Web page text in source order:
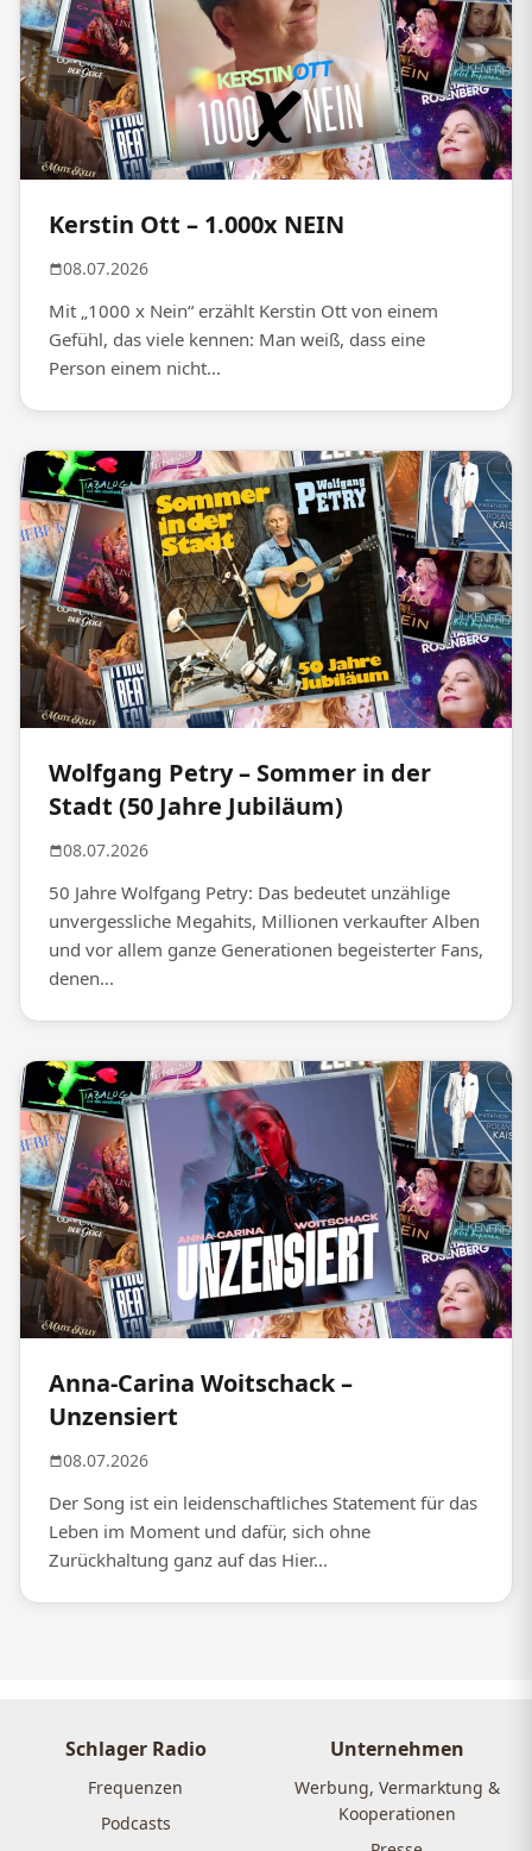
Kerstin Ott – 1.000x NEIN
08.07.2026
Mit „1000 x Nein“ erzählt Kerstin Ott von einem
Gefühl, das viele kennen: Man weiß, dass eine
Person einem nicht...
Wolfgang Petry – Sommer in der
Stadt (50 Jahre Jubiläum)
08.07.2026
50 Jahre Wolfgang Petry: Das bedeutet unzählige
unvergessliche Megahits, Millionen verkaufter Alben
und vor allem ganze Generationen begeisterter Fans,
denen...
Anna-Carina Woitschack –
Unzensiert
08.07.2026
Der Song ist ein leidenschaftliches Statement für das
Leben im Moment und dafür, sich ohne
Zurückhaltung ganz auf das Hier...
Schlager Radio
Frequenzen
Podcasts
Unternehmen
Werbung, Vermarktung &
Kooperationen